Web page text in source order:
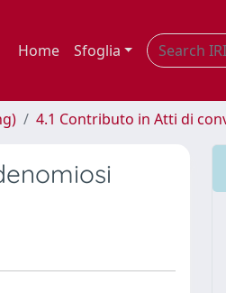
Home Sfoglia
4.1 Contributo in Atti di